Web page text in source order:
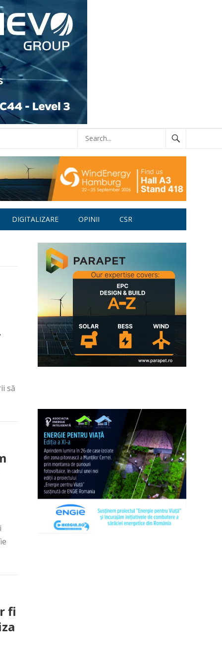
DIGITALIZARE OPINII CSR
să
fi